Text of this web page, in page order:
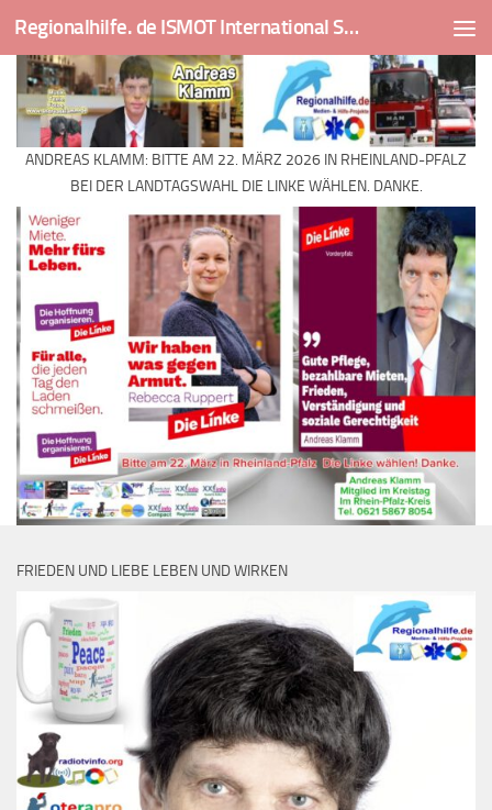
Skip to content Regionalhilfe. de ISMOT International Social And Medical Outreach Team
ANDREAS KLAMM: BITTE AM 22. MÄRZ 2026 IN RHEINLAND-PFALZ
BEI DER LANDTAGSWAHL DIE LINKE WÄHLEN. DANKE.
FRIEDEN UND LIEBE LEBEN UND WIRKEN